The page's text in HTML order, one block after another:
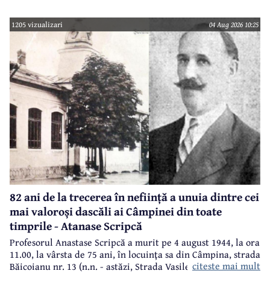
1205 vizualizari 04 Aug 2026 10:25
82 ani de la trecerea în neființă a unuia dintre cei
mai valoroși dascăli ai Câmpinei din toate
timprile - Atanase Scripcă
Profesorul Anastase Scripcă a murit pe 4 august 1944, la ora
11.00, la vârsta de 75 ani, în locuinţa sa din Câmpina, strada
Băicoianu nr. 13 (n.n. - astăzi, Strada Vasile Alecsandri).
citeste mai mult